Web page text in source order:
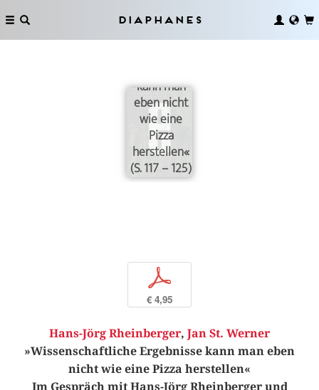
Diaphanes
kann man
eben nicht
wie eine
Pizza
herstellen«
(S. 117 – 125)
p
€ 4,95
Hans-Jörg Rheinberger, Jan St. Werner
»Wissenschaftliche Ergebnisse kann man eben
nicht wie eine Pizza herstellen«
Im Gespräch mit Hans-Jörg Rheinberger und